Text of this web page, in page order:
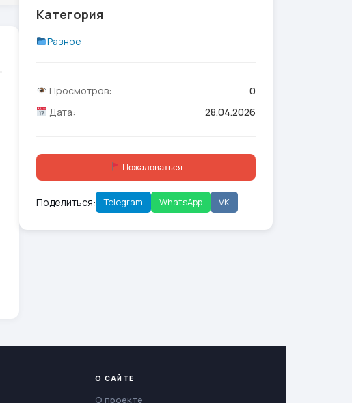
Категория
Разное
Просмотров:
0
Дата:
28.04.2026
Пожаловаться
Поделиться: Telegram WhatsApp VK
О САЙТЕ
О проекте